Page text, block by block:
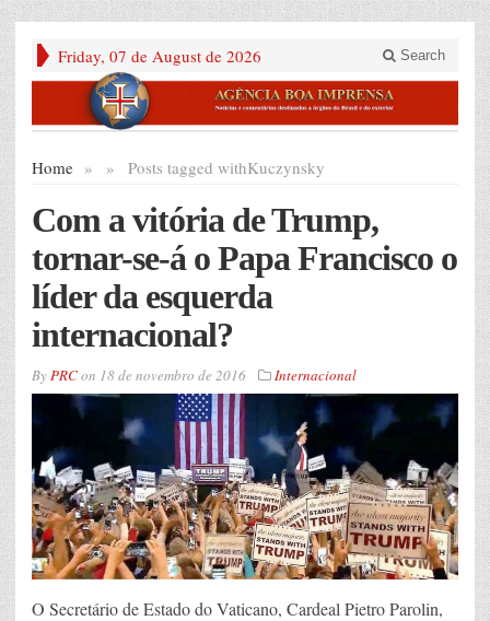
Friday, 07 de August de 2026 Search
Home » Posts tagged with
» Kuczynsky
Com a vitória de Trump,
tornar-se-á o Papa Francisco o
líder da esquerda
internacional?
ByPRCon 18 de novembro de 2016 Internacional
O Secretário de Estado do Vaticano, Cardeal Pietro Parolin,